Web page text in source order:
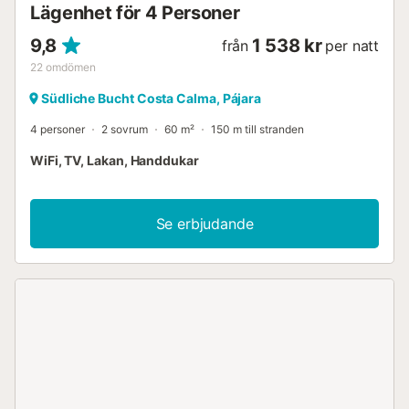
Lägenhet för 4 Personer
9,8
22 omdömen
från 1 538 kr per natt
Südliche Bucht Costa Calma, Pájara
4 personer 2 sovrum 60 m² 150 m till stranden
WiFi, TV, Lakan, Handdukar
Se erbjudande